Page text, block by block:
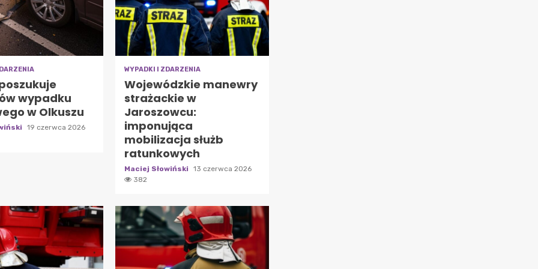
wypadku
w Olkuszu
19 czerwca 2026
WYPADKI I ZDARZENIA
Wojewódzkie manewry
strażackie w
Jaroszowcu:
imponująca
mobilizacja służb
ratunkowych
Maciej Słowiński
13 czerwca 2026
382